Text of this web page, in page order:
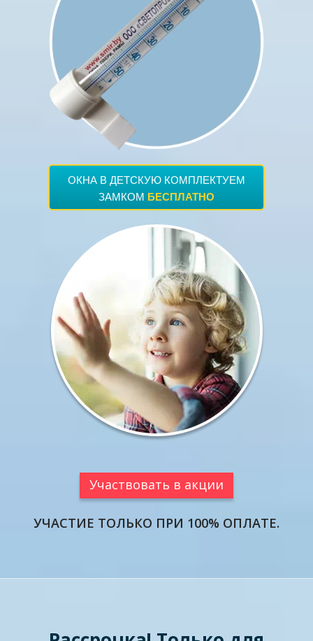
ОКНА В ДЕТСКУЮ КОМПЛЕКТУЕМ
ЗАМКОМ БЕСПЛАТНО
Участвовать в акции
УЧАСТИЕ ТОЛЬКО ПРИ 100% ОПЛАТЕ.